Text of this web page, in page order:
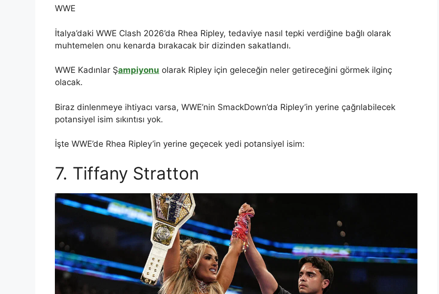
WWE
İtalya’daki WWE Clash 2026’da Rhea Ripley, tedaviye nasıl tepki verdiğine bağlı olarak
muhtemelen onu kenarda bırakacak bir dizinden sakatlandı.
WWE Kadınlar Şampiyonu olarak Ripley için geleceğin neler getireceğini görmek ilginç
olacak.
Biraz dinlenmeye ihtiyacı varsa, WWE’nin SmackDown’da Ripley’in yerine çağrılabilecek
potansiyel isim sıkıntısı yok.
İşte WWE’de Rhea Ripley’in yerine geçecek yedi potansiyel isim:
7. Tiffany Stratton